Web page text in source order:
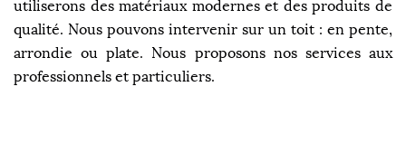
utiliserons des matériaux modernes et des produits de
qualité. Nous pouvons intervenir sur un toit : en pente,
arrondie ou plate. Nous proposons nos services aux
professionnels et particuliers.